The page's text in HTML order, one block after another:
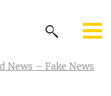
News – Fake News